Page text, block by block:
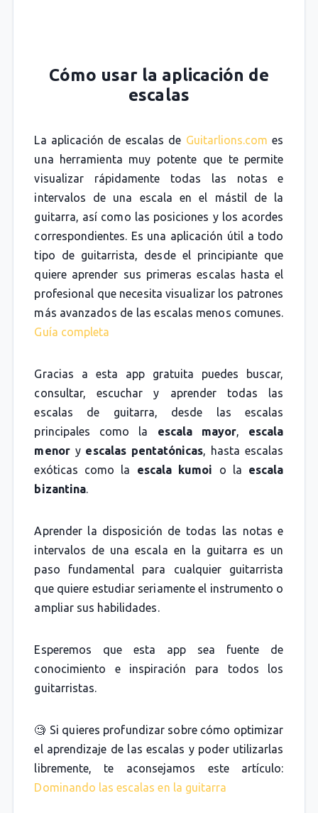
Cómo usar la aplicación de
escalas
La aplicación de escalas de Guitarlions.com es
una herramienta muy potente que te permite
visualizar rápidamente todas las notas e
intervalos de una escala en el mástil de la
guitarra, así como las posiciones y los acordes
correspondientes. Es una aplicación útil a todo
tipo de guitarrista, desde el principiante que
quiere aprender sus primeras escalas hasta el
profesional que necesita visualizar los patrones
más avanzados de las escalas menos comunes.
Guía completa
Gracias a esta app gratuita puedes buscar,
consultar, escuchar y aprender todas las
escalas de guitarra, desde las escalas
principales como la escala mayor, escala
menory escalas pentatónicas, hasta escalas
exóticas como la escala kumoi o la escala
bizantina.
Aprender la disposición de todas las notas e
intervalos de una escala en la guitarra es un
paso fundamental para cualquier guitarrista
que quiere estudiar seriamente el instrumento o
ampliar sus habilidades.
Esperemos que esta app sea fuente de
conocimiento e inspiración para todos los
guitarristas.
🧐 Si quieres profundizar sobre cómo optimizar
el aprendizaje de las escalas y poder utilizarlas
libremente, te aconsejamos este artículo:
Dominando las escalas en la guitarra